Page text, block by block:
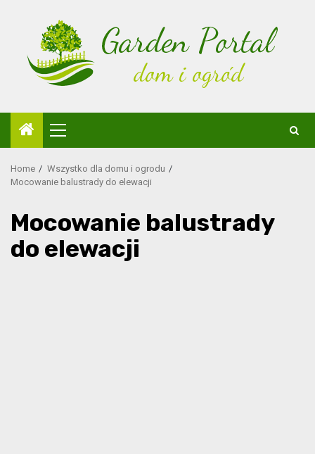
Primary
Menu
Home
Wszystko dla domu i ogrodu
Mocowanie balustrady do elewacji
Mocowanie balustrady
do elewacji